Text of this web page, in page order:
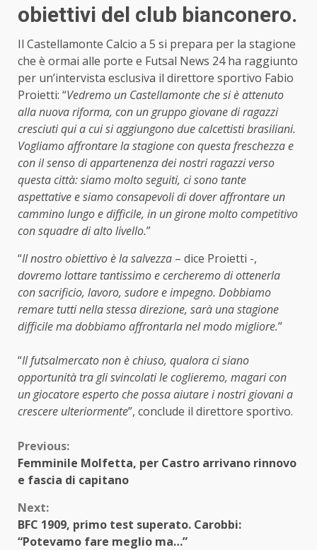
obiettivi del club bianconero.
Il Castellamonte Calcio a 5 si prepara per la stagione
che è ormai alle porte e Futsal News 24 ha raggiunto
per un’intervista esclusiva il direttore sportivo Fabio
Proietti: “Vedremo un Castellamonte che si è attenuto
alla nuova riforma, con un gruppo giovane di ragazzi
cresciuti qui a cui si aggiungono due calcettisti brasiliani.
Vogliamo affrontare la stagione con questa freschezza e
con il senso di appartenenza dei nostri ragazzi verso
questa città: siamo molto seguiti, ci sono tante
aspettative e siamo consapevoli di dover affrontare un
cammino lungo e difficile, in un girone molto competitivo
con squadre di alto livello.”
“Il nostro obiettivo è la salvezza – dice Proietti -,
dovremo lottare tantissimo e cercheremo di ottenerla
con sacrificio, lavoro, sudore e impegno. Dobbiamo
remare tutti nella stessa direzione, sarà una stagione
difficile ma dobbiamo affrontarla nel modo migliore.”
“Il futsalmercato non è chiuso, qualora ci siano
opportunità tra gli svincolati le coglieremo, magari con
un giocatore esperto che possa aiutare i nostri giovani a
crescere ulteriormente”, conclude il direttore sportivo.
Continue
Reading
Previous:
Femminile Molfetta, per Castro arrivano rinnovo
e fascia di capitano
Next:
BFC 1909, primo test superato. Carobbi:
“Potevamo fare meglio ma…”